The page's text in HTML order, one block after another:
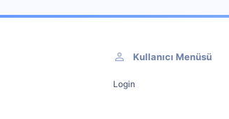
Kullanıcı Menüsü
Login